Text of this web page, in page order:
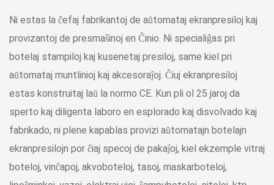
Ni estas la ĉefaj fabrikantoj de aŭtomataj ekranpresiloj kaj
provizantoj de presmaŝinoj en Ĉinio. Ni specialiĝas pri
botelaj stampiloj kaj kusenetaj presiloj, same kiel pri
aŭtomataj muntlinioj kaj akcesoraĵoj. Ĉiuj ekranpresiloj
estas konstruitaj laŭ la normo CE. Kun pli ol 25 jaroj da
sperto kaj diligenta laboro en esplorado kaj disvolvado kaj
fabrikado, ni plene kapablas provizi aŭtomatajn botelajn
ekranpresilojn por ĉiaj specoj de pakaĵoj, kiel ekzemple vitraj
boteloj, vinĉapoj, akvoboteloj, tasoj, maskarboteloj,